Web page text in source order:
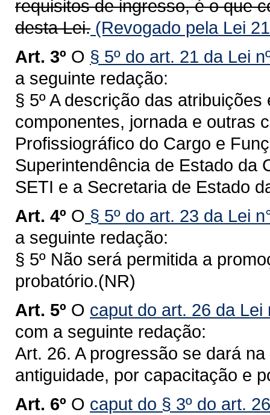
requisitos de ingresso, é o que
desta Lei. (Revogado pela Lei
Art. 3º O § 5º do art. 21 da Lei
a seguinte redação:
§ 5º A descrição das
componentes, jornada e outras
Profissiográfico do Cargo e
Superintendência de Estado da
SETI e a Secretaria de Estado
Art. 4º O § 5º do art. 23 da Lei
a seguinte redação:
§ 5º Não será permitida a
probatório.(NR)
Art. 5º O caput do art. 26 da Lei
com a seguinte redação:
Art. 26. A progressão se dará
antiguidade, por capacitação e
Art. 6º O caput do § 3º do art.